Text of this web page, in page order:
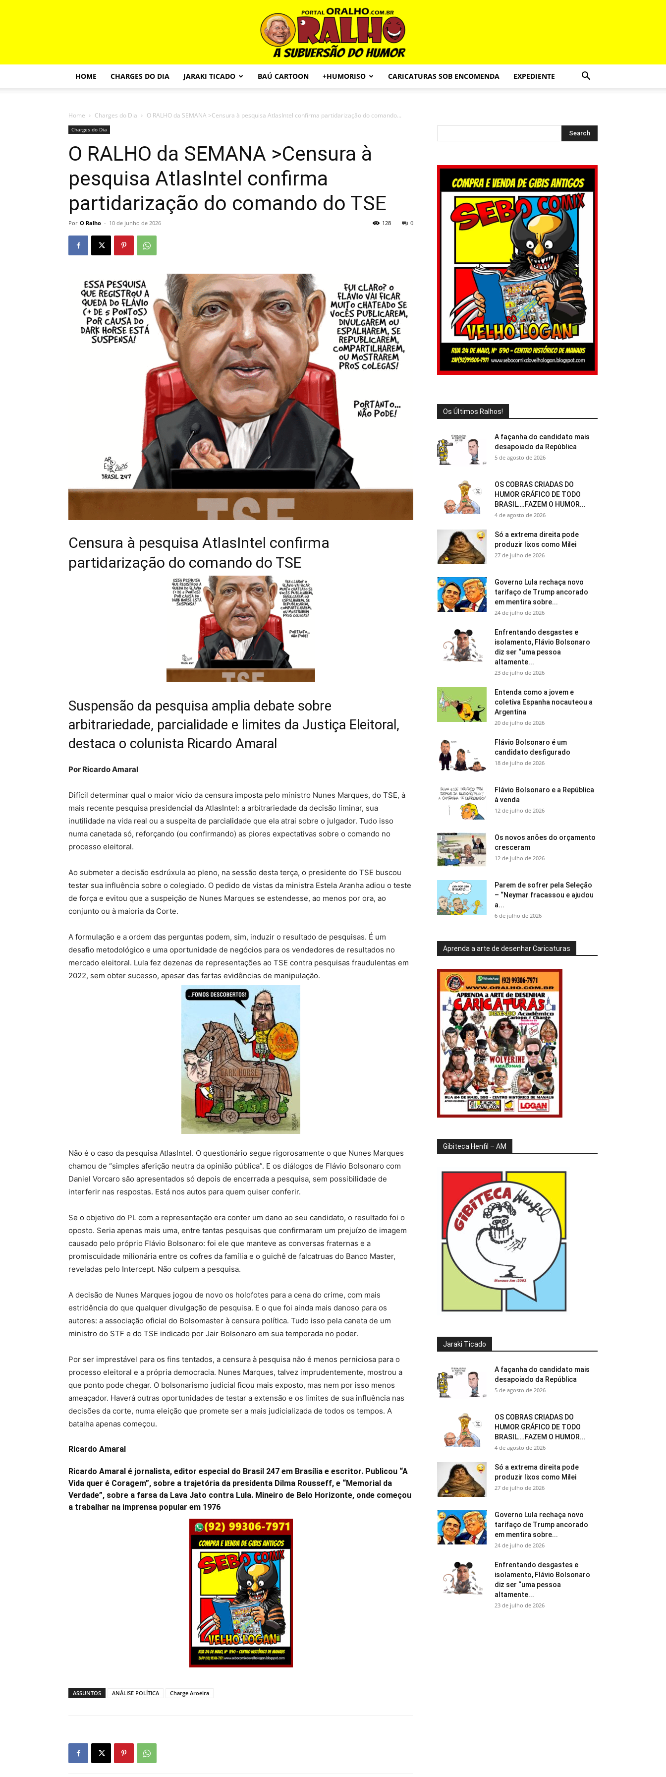
HOME CHARGES DO DIA JARAKI TICADO BAÚ CARTOON +HUMORISO CARICATURAS SOB ENCOMENDA EXPEDIENTE
Home Charges do Dia O RALHO da SEMANA >Censura à pesquisa AtlasIntel confirma partidarização do comando...
Charges do Dia
O RALHO da SEMANA >Censura à
pesquisa AtlasIntel confirma
partidarização do comando do TSE
Por O Ralho - 10 de junho de 2026 0
128
Censura à pesquisa AtlasIntel confirma
partidarização do comando do TSE
Suspensão da pesquisa amplia debate sobre
arbitrariedade, parcialidade e limites da Justiça Eleitoral,
destaca o colunista Ricardo Amaral
Por Ricardo Amaral
Difícil determinar qual o maior vício da censura imposta pelo ministro Nunes Marques, do TSE, à
mais recente pesquisa presidencial da AtlasIntel: a arbitrariedade da decisão liminar, sua
inutilidade na vida real ou a suspeita de parcialidade que ela atrai sobre o julgador. Tudo isso
numa canetada só, reforçando (ou confirmando) as piores expectativas sobre o comando no
processo eleitoral.
Ao submeter a decisão esdrúxula ao pleno, na sessão desta terça, o presidente do TSE buscou
testar sua influência sobre o colegiado. O pedido de vistas da ministra Estela Aranha adiou o teste
de força e evitou que a suspeição de Nunes Marques se estendesse, ao menos por ora, ao
conjunto ou à maioria da Corte.
A formulação e a ordem das perguntas podem, sim, induzir o resultado de pesquisas. É um
desafio metodológico e uma oportunidade de negócios para os vendedores de resultados no
mercado eleitoral. Lula fez dezenas de representações ao TSE contra pesquisas fraudulentas em
2022, sem obter sucesso, apesar das fartas evidências de manipulação.
Não é o caso da pesquisa AtlasIntel. O questionário segue rigorosamente o que Nunes Marques
chamou de “simples aferição neutra da opinião pública”. E os diálogos de Flávio Bolsonaro com
Daniel Vorcaro são apresentados só depois de encerrada a pesquisa, sem possibilidade de
interferir nas respostas. Está nos autos para quem quiser conferir.
Se o objetivo do PL com a representação era conter um dano ao seu candidato, o resultado foi o
oposto. Seria apenas mais uma, entre tantas pesquisas que confirmaram um prejuízo de imagem
causado pelo próprio Flávio Bolsonaro: foi ele que manteve as conversas fraternas e a
promiscuidade milionária entre os cofres da família e o guichê de falcatruas do Banco Master,
reveladas pelo Intercept. Não culpem a pesquisa.
A decisão de Nunes Marques jogou de novo os holofotes para a cena do crime, com mais
estridência do que qualquer divulgação de pesquisa. E o que foi ainda mais danoso para os
autores: a associação oficial do Bolsomaster à censura política. Tudo isso pela caneta de um
ministro do STF e do TSE indicado por Jair Bolsonaro em sua temporada no poder.
Por ser imprestável para os fins tentados, a censura à pesquisa não é menos perniciosa para o
processo eleitoral e a própria democracia. Nunes Marques, talvez imprudentemente, mostrou a
que ponto pode chegar. O bolsonarismo judicial ficou mais exposto, mas nem por isso menos
ameaçador. Haverá outras oportunidades de testar a extensão e os limites de sua influência nas
decisões da corte, numa eleição que promete ser a mais judicializada de todos os tempos. A
batalha apenas começou.
Ricardo Amaral
Ricardo Amaral é jornalista, editor especial do Brasil 247 em Brasília e escritor. Publicou “A
Vida quer é Coragem”, sobre a trajetória da presidenta Dilma Rousseff, e “Memorial da
Verdade”, sobre a farsa da Lava Jato contra Lula. Mineiro de Belo Horizonte, onde começou
a trabalhar na imprensa popular em 1976
ASSUNTOS ANÁLISE POLÍTICA Charge Aroeira
Os Últimos Ralhos!
A façanha do candidato mais
desapoiado da República
5 de agosto de 2026
OS COBRAS CRIADAS DO
HUMOR GRÁFICO DE TODO
BRASIL….FAZEM O HUMOR...
4 de agosto de 2026
Só a extrema direita pode
produzir lixos como Milei
27 de julho de 2026
Governo Lula rechaça novo
tarifaço de Trump ancorado
em mentira sobre...
24 de julho de 2026
Enfrentando desgastes e
isolamento, Flávio Bolsonaro
diz ser “uma pessoa
altamente...
23 de julho de 2026
Entenda como a jovem e
coletiva Espanha nocauteou a
Argentina
20 de julho de 2026
Flávio Bolsonaro é um
candidato desfigurado
18 de julho de 2026
Flávio Bolsonaro e a República
à venda
12 de julho de 2026
Os novos anões do orçamento
cresceram
12 de julho de 2026
Parem de sofrer pela Seleção
– “Neymar fracassou e ajudou
a...
6 de julho de 2026
Aprenda a arte de desenhar Caricaturas
Gibiteca Henfil – AM
Jaraki Ticado
A façanha do candidato mais
desapoiado da República
5 de agosto de 2026
OS COBRAS CRIADAS DO
HUMOR GRÁFICO DE TODO
BRASIL….FAZEM O HUMOR...
4 de agosto de 2026
Só a extrema direita pode
produzir lixos como Milei
27 de julho de 2026
Governo Lula rechaça novo
tarifaço de Trump ancorado
em mentira sobre...
24 de julho de 2026
Enfrentando desgastes e
isolamento, Flávio Bolsonaro
diz ser “uma pessoa
altamente...
23 de julho de 2026